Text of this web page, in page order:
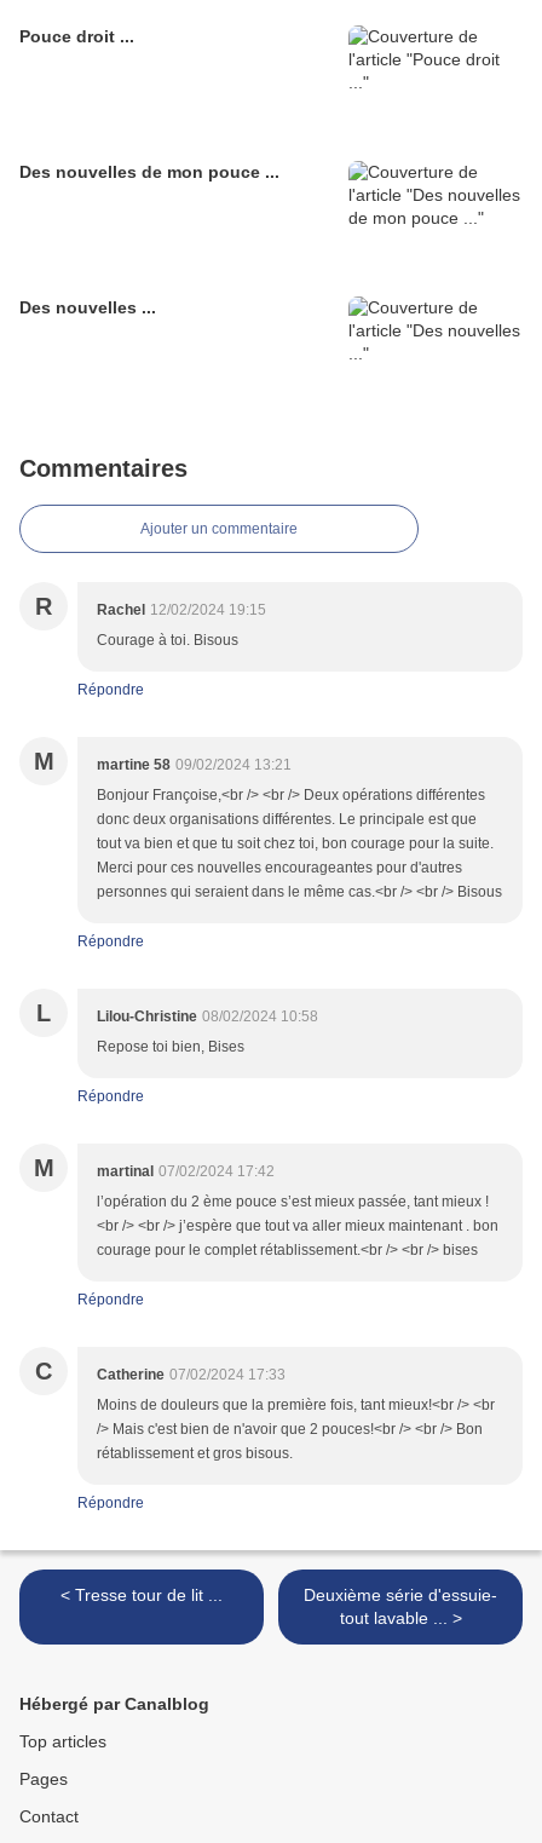
Pouce droit ...
Des nouvelles de mon pouce ...
Des nouvelles ...
Commentaires
Ajouter un commentaire
R Rachel 12/02/2024 19:15
Courage à toi. Bisous
Répondre
M martine 58 09/02/2024 13:21
Bonjour Françoise,<br /> <br /> Deux opérations différentes
donc deux organisations différentes. Le principale est que
tout va bien et que tu soit chez toi, bon courage pour la suite.
Merci pour ces nouvelles encourageantes pour d'autres
personnes qui seraient dans le même cas.<br /> <br /> Bisous
Répondre
L Lilou-Christine 08/02/2024 10:58
Repose toi bien, Bises
Répondre
M martinal 07/02/2024 17:42
l’opération du 2 ème pouce s’est mieux passée, tant mieux !
<br /> <br /> j’espère que tout va aller mieux maintenant . bon
courage pour le complet rétablissement.<br /> <br /> bises
Répondre
C Catherine 07/02/2024 17:33
Moins de douleurs que la première fois, tant mieux!<br /> <br
/> Mais c'est bien de n'avoir que 2 pouces!<br /> <br /> Bon
rétablissement et gros bisous.
Répondre
< Tresse tour de lit ...
Deuxième série d'essuie-
tout lavable ... >
Hébergé par Canalblog
Top articles
Pages
Contact